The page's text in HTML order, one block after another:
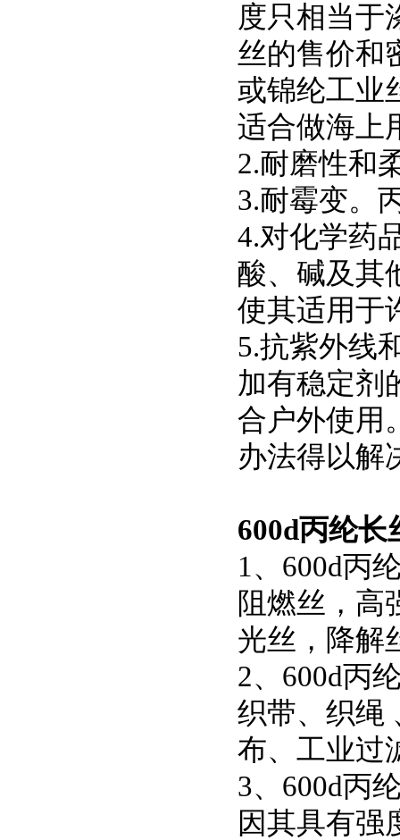
度只相当于
丝的售价和
或锦纶工业
适合做海上
2.耐磨性和
3.耐霉变。
4.对化学药
酸、碱及其
使其适用于
5.抗紫外线
加有稳定剂
合户外使用
办法得以解
600d丙纶长
1、600d丙
阻燃丝，高
光丝，降解
2、600d丙
织带、织绳
布、工业过
3、600d丙
因其具有强